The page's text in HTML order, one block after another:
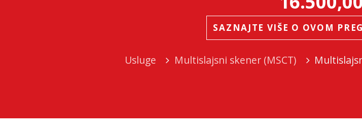
SAZNAJTE VIŠE O OVOM
Usluge Multislajsni skener (MSCT)